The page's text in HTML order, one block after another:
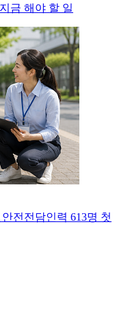
금 해야 할 일
전전담인력 613명 첫